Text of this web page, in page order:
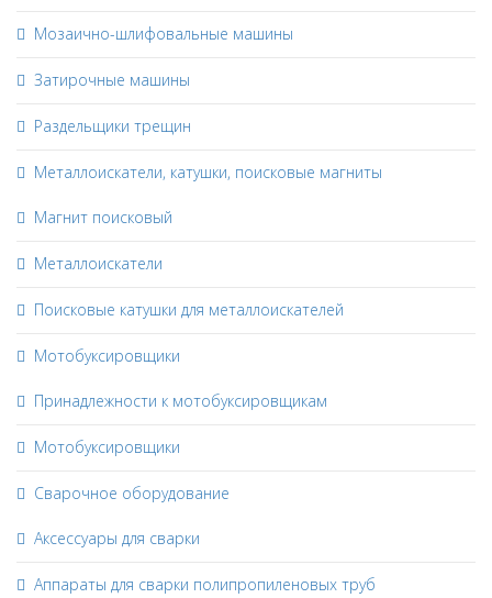
Мозаично-шлифовальные машины
Затирочные машины
Раздельщики трещин
Металлоискатели, катушки, поисковые магниты
Магнит поисковый
Металлоискатели
Поисковые катушки для металлоискателей
Мотобуксировщики
Принадлежности к мотобуксировщикам
Мотобуксировщики
Сварочное оборудование
Аксессуары для сварки
Аппараты для сварки полипропиленовых труб